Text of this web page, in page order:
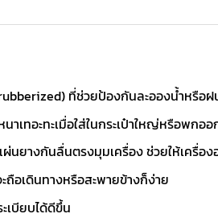
ที่ช่วยป้องกันละอองน้ำหรือ
เทอะทะเมื่อใส่ในกระเป๋าใหญ่หรือพกอ
างกันลื่นตรงมุมเครื่อง ช่วยให้เครื่อง
อเดินทางหรือสะพายข้างก็ง่าย
เบียบได้ดีขึ้น